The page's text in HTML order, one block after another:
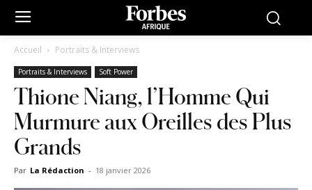
Accueil Portraits & Interviews
Portraits & Interviews Soft Power
Thione Niang, l’Homme Qui
Murmure aux Oreilles des Plus
Grands
Par La Rédaction - 18 janvier 2026